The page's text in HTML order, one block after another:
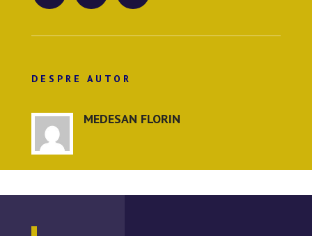
DESPRE AUTOR
MEDESAN FLORIN